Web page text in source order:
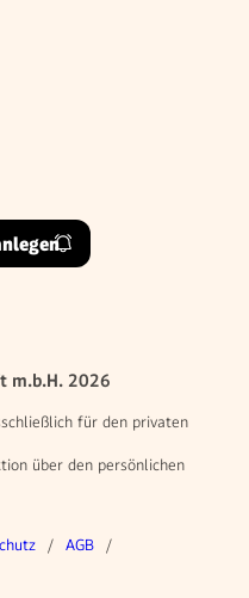
m.b.H. 2026
für den privaten
über den persönlichen
AGB